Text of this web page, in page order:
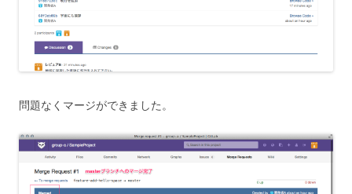
問題なくマージができました。